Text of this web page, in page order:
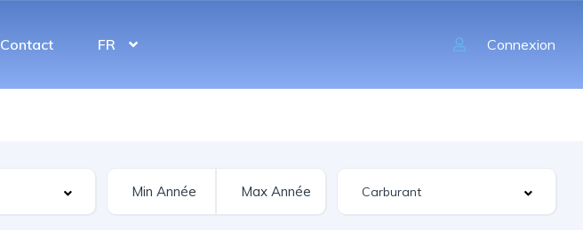
Contact FR Connexion